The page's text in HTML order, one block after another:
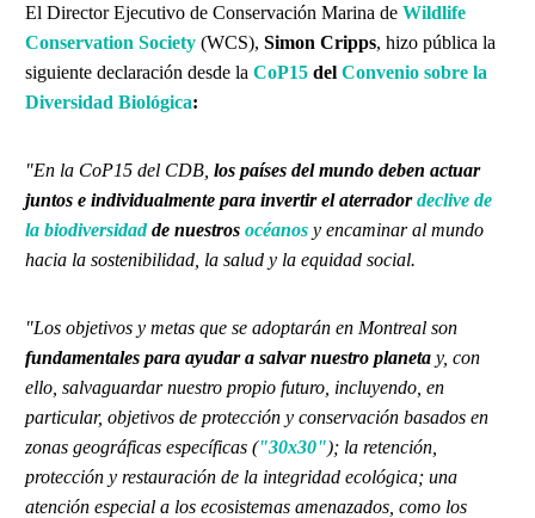
El Director Ejecutivo de Conservación Marina de Wildlife
Conservation Society (WCS), Simon Cripps, hizo pública la
siguiente declaración desde la CoP15 del Convenio sobre la
Diversidad Biológica:
"En la CoP15 del CDB, los países del mundo deben actuar
juntos e individualmente para invertir el aterradordeclive de
la biodiversidadde nuestros océanos y encaminar al mundo
hacia la sostenibilidad, la salud y la equidad social.
"Los objetivos y metas que se adoptarán en Montreal son
fundamentales para ayudar a salvar nuestro planeta y, con
ello, salvaguardar nuestro propio futuro, incluyendo, en
particular, objetivos de protección y conservación basados en
zonas geográficas específicas ("30x30"); la retención,
protección y restauración de la integridad ecológica; una
atención especial a los ecosistemas amenazados, como los